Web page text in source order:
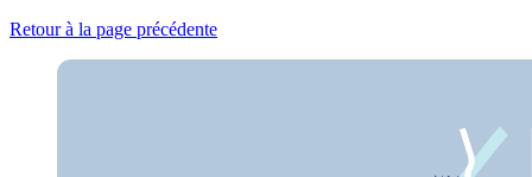
Retour à la page précédente